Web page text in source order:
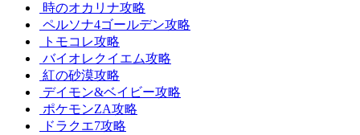
時のオカリナ攻略
ペルソナ4ゴールデン攻略
トモコレ攻略
バイオレクイエム攻略
紅の砂漠攻略
デイモン&ベイビー攻略
ポケモンZA攻略
ドラクエ7攻略